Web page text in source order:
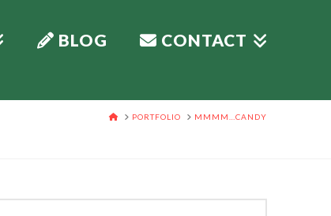
BLOG CONTACT
HOMEPORTFOLIO MMMM…CANDY